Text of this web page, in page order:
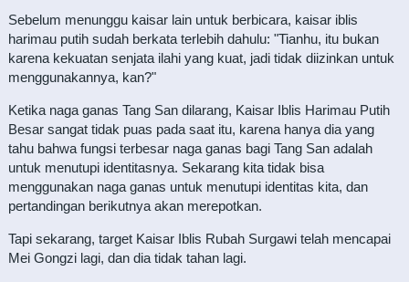
Sebelum menunggu kaisar lain untuk berbicara, kaisar iblis
harimau putih sudah berkata terlebih dahulu: "Tianhu, itu bukan
karena kekuatan senjata ilahi yang kuat, jadi tidak diizinkan untuk
menggunakannya, kan?"
Ketika naga ganas Tang San dilarang, Kaisar Iblis Harimau Putih
Besar sangat tidak puas pada saat itu, karena hanya dia yang
tahu bahwa fungsi terbesar naga ganas bagi Tang San adalah
untuk menutupi identitasnya. Sekarang kita tidak bisa
menggunakan naga ganas untuk menutupi identitas kita, dan
pertandingan berikutnya akan merepotkan.
Tapi sekarang, target Kaisar Iblis Rubah Surgawi telah mencapai
Mei Gongzi lagi, dan dia tidak tahan lagi.